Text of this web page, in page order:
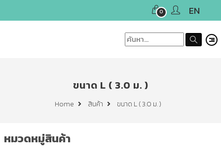
0 EN
ขนาด L ( 3.0 ม. )
Home สินค้า ขนาด L ( 3.0 ม. )
หมวดหมู่สินค้า